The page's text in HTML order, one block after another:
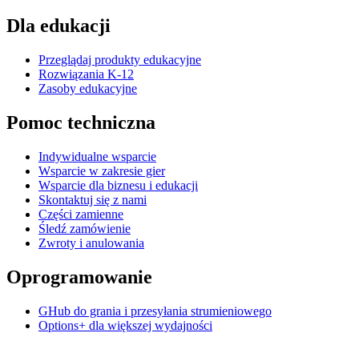
Dla edukacji
Przeglądaj produkty edukacyjne
Rozwiązania K-12
Zasoby edukacyjne
Pomoc techniczna
Indywidualne wsparcie
Wsparcie w zakresie gier
Wsparcie dla biznesu i edukacji
Skontaktuj się z nami
Części zamienne
Śledź zamówienie
Zwroty i anulowania
Oprogramowanie
GHub do grania i przesyłania strumieniowego
Options+ dla większej wydajności